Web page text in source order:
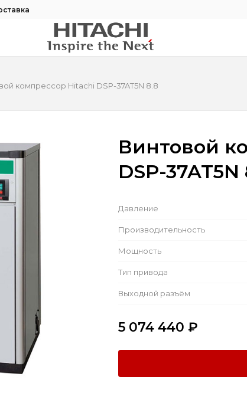
компрессор Hitachi DSP-37AT5N 8.8
Винтовой
DSP-37AT5N
Давление
Производительность
Мощность
Тип привода
Выходной разъём
5 074 440 ₽